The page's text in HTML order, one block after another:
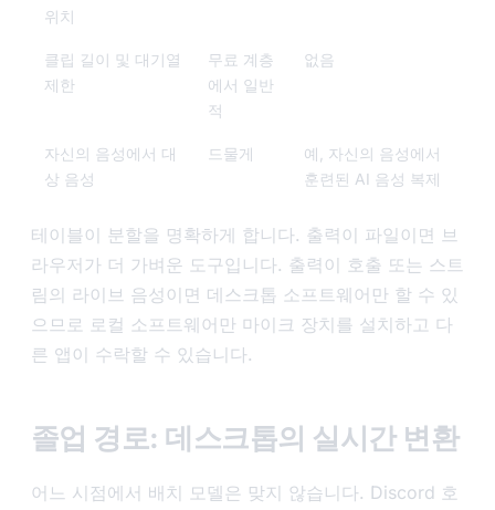
위치
클립 길이 및 대기열
제한
무료 계층
에서 일반
적
없음
자신의 음성에서 대
상 음성
드물게
예, 자신의 음성에서
훈련된 AI 음성 복제
테이블이 분할을 명확하게 합니다. 출력이 파일이면 브
라우저가 더 가벼운 도구입니다. 출력이 호출 또는 스트
림의 라이브 음성이면 데스크톱 소프트웨어만 할 수 있
으므로 로컬 소프트웨어만 마이크 장치를 설치하고 다
른 앱이 수락할 수 있습니다.
졸업 경로: 데스크톱의 실시간 변환
어느 시점에서 배치 모델은 맞지 않습니다. Discord 호